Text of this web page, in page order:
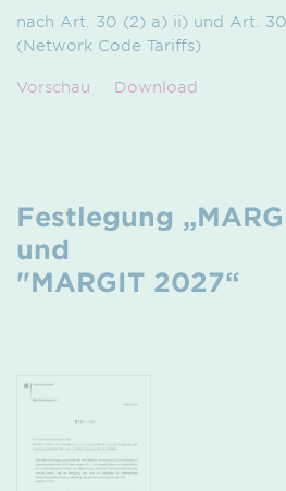
nach Art. 30 (2) a) ii) und Art.
(Network Code Tariffs)
Vorschau Download
Festlegung
und
"MARGIT 2027“